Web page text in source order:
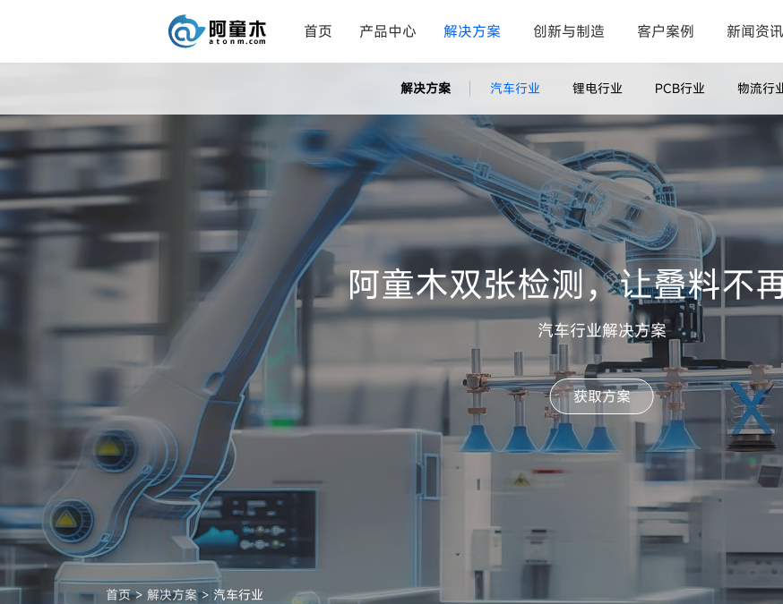
首页 产品中心 解决方案
解决方案 汽车行业 锂电行业 PCB行业 物流行
创新与制造 客户案例 新闻资讯
阿童木双张检测，让叠料不
汽车行业解决方案
获取方案
首页 解决方案 汽车行业